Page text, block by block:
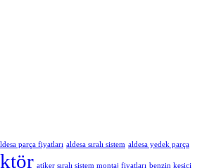
parça fiyatları aldesa sıralı sistem aldesa yedek parça
atiker sıralı sistem montaj fiyatları benzin kesici